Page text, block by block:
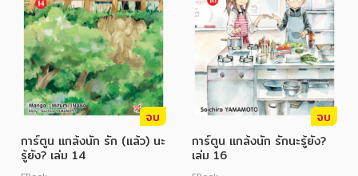
จบ
การ์ตูน แกล้งนัก รัก (แล้ว) นะ
รู้ยัง? เล่ม 14
จบ
การ์ตูน แกล้งนัก รักนะรู้ยัง?
เล่ม 16